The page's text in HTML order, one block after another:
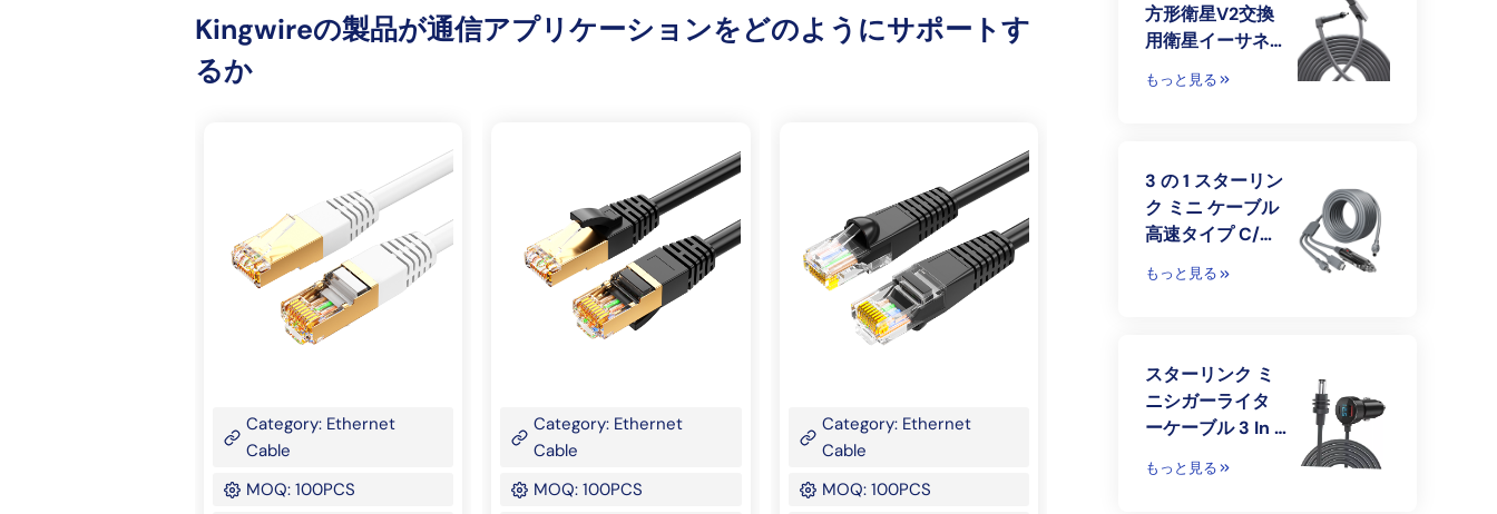
Kingwireの製品が通信アプリケーションをどのようにサポートす
るか
Category: Ethernet
Cable
MOQ: 100PCS
Category: Ethernet
Cable
MOQ: 100PCS
Category: Ethernet
Cable
MOQ: 100PCS
方形衛星V2交換
用衛星イーサネ
ット スターリン
ク第2世代屋外ケ
もっと見る
3 の 1 スターリン
ク ミニ ケーブル
高速タイプ C/車
の充電器/DC DC
交換ケーブル ス
クセサリー
もっと見る
スターリンク ミ
ニシガーライタ
ーケーブル 3 In 1
USB/CLA/DC
もっと見る